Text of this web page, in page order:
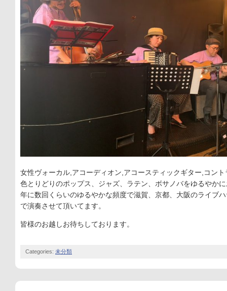
女性ヴォーカル,アコーディオン,アコースティックギター,コン
色とりどりのポップス、ジャズ、ラテン、ボサノバをゆるやか
年に数回くらいのゆるやかな頻度で滋賀、京都、大阪のライブ
で演奏させて頂いてます。
皆様のお越しお待ちしております。
Categories: 未分類